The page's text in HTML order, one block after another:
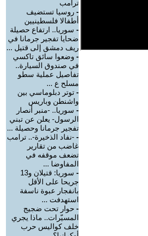
ترامب
- روسيا تستضيف
أطفالا فلسطينيين
- سوريا.. ارتفاع حصيلة
ضحايا تفجير جرمانا في
ريف دمشق إلى قتيل ...
- وضعوا سائق تاكسي
في صندوق السيارة..
تفاصيل عملية سطو
مسلح ع ...
- توتر دبلوماسي بين
واشنطن وباريس
- سوريا.. -منبر أنصار
الرسول- يعلن عن تبني
تفجير جرمانا وحصيلة ...
- -نفاد الذخيرة-.. ترامب
غاضب من تقارير
تضعف موقفه في
المفاوضا ...
-
سوريا: قتيلان و13
جريحا على الأقل
بانفجار عبوة ناسفة
استهدفت ...
- حوار تحت ضجيج
المسيّرات.. ماذا يجري
خلف كواليس حرب